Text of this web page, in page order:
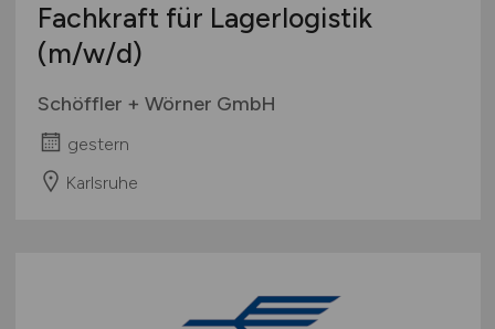
Fachkraft für Lagerlogistik
(m/w/d)
Schöffler + Wörner GmbH
gestern
Karlsruhe